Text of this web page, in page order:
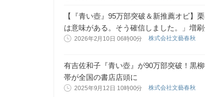
【『青い壺』95万部突破＆新推薦オビ】
は意味がある。そう確信しました。」増
2026年2月10日 06時00分 株式会社文藝春秋
有吉佐和子『青い壺』が90万部突破！黒
帯が全国の書店店頭に
2025年9月12日 10時00分 株式会社文藝春秋